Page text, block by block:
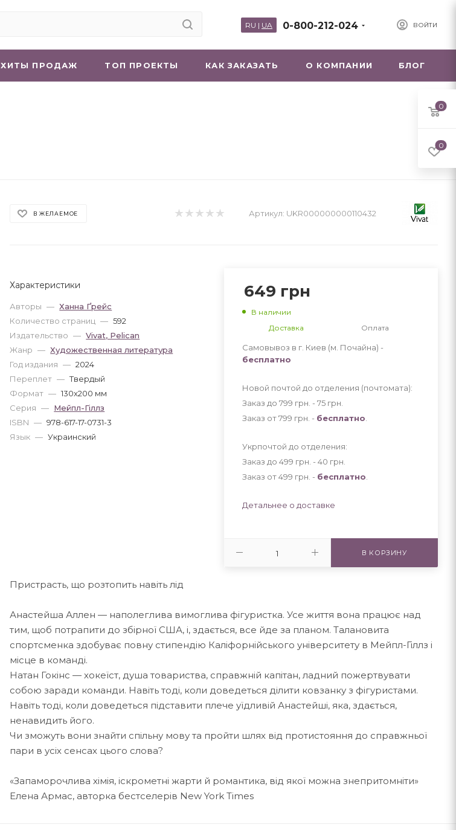
ВОЙТИ
0-800-212-024
RU | UA
ХИТЫ ПРОДАЖ ТОП ПРОЕКТЫ КАК ЗАКАЗАТЬ О КОМПАНИИ БЛОГ
В ЖЕЛАЕМОЕ Артикул: UKR000000000110432
Характеристики
Авторы — Ханна Ґрейс
Количество страниц — 592
Издательство — Vivat, Pelican
Жанр — Художественная литература
Год издания — 2024
Переплет — Твердый
Формат — 130x200 мм
Серия — Мейпл-Гіллз
ISBN — 978-617-17-0731-3
Язык — Украинский
649 грн
В наличии
Доставка
Оплата
Самовывоз в г. Киев (м. Почайна) -
бесплатно
Новой почтой до отделения (почтомата):
Заказ до 799 грн. - 75 грн
Заказ от 799 грн. - бесплатно
Укрпочтой до отделения:
Заказ до 499 грн. - 40 грн
Заказ от 499 грн. - бесплатно
Детальнее о доставке
В КОРЗИНУ
Пристрасть, що розтопить навіть лід
Анастейша Аллен — наполеглива вимоглива фігуристка. Усе життя вона працює над
тим, щоб потрапити до збірної США, і, здається, все йде за планом. Талановита
спортсменка здобуває повну стипендію Каліфорнійського університету в Мейпл-Гіллз і
місце в команді.
Натан Гокінс — хокеїст, душа товариства, справжній капітан, ладний пожертвувати
собою заради команди. Навіть тоді, коли доведеться ділити ковзанку з фігуристами.
Навіть тоді, коли доведеться підставити плече уїдливій Анастейші, яка, здається,
ненавидить його.
Чи зможуть вони знайти спільну мову та пройти шлях від протистояння до справжньої
пари в усіх сенсах цього слова?
«Запаморочлива хімія, іскрометні жарти й романтика, від якої можна знепритомніти»
Елена Армас, авторка бестселерів New York Times
0
0